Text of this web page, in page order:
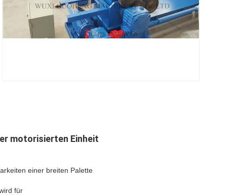
motorisierten Einheit
einer breiten Palette
für